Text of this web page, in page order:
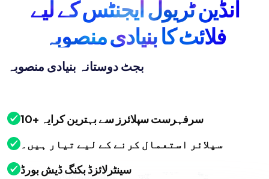
انڈین ٹریول ایجنٹس کے لیے
فلائٹ کا بنیادی منصوبہ
بجٹ دوستانہ بنیادی منصوبہ
10+ سرفہرست سپلائرز سے بہترین کرایہ
سپلائر استعمال کرنے کے لیے تیار ہیں۔
سینٹرلائزڈ بکنگ ڈیش بورڈ